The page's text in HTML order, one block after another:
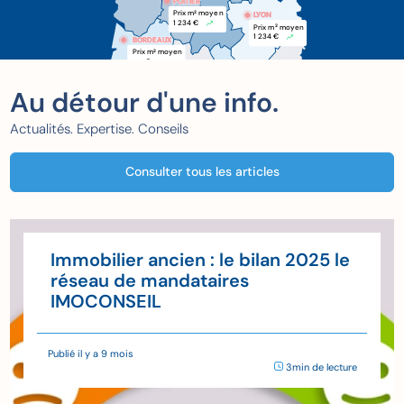
BORDEAUX
BORDEAUX
Prix m2 moyen
xxx €
Prix m2 moyen
1 234 €
LYON
Prix m2 moyen
1 234 €
Au détour d'une info.
Actualités. Expertise. Conseils
Consulter tous les articles
Immobilier ancien : le bilan 2025 le
réseau de mandataires
IMOCONSEIL
Publié il y a 9 mois
3min de lecture